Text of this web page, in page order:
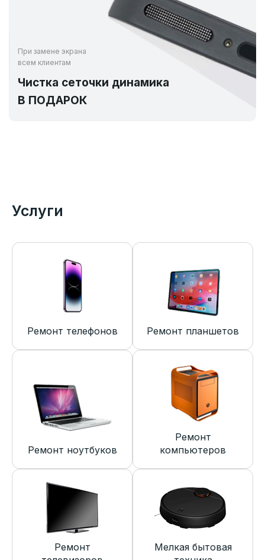
При замене экрана
всем клиентам
Чистка сеточки динамика
В ПОДАРОК
Услуги
Ремонт телефонов Ремонт планшетов
Ремонт ноутбуков
Ремонт
компьютеров
Ремонт
Мелкая бытовая